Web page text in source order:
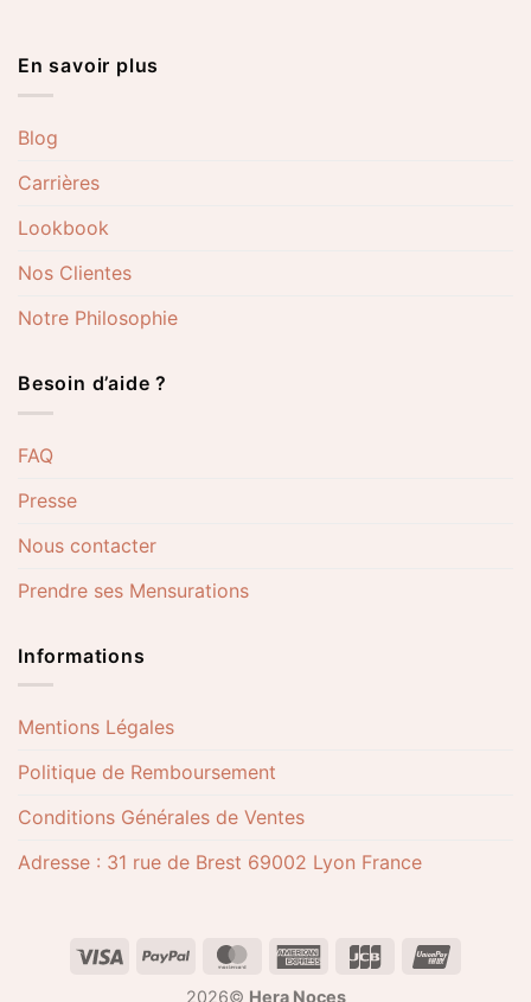
En savoir plus
Blog
Carrières
Lookbook
Nos Clientes
Notre Philosophie
Besoin d’aide ?
FAQ
Presse
Nous contacter
Prendre ses Mensurations
Informations
Mentions Légales
Politique de Remboursement
Conditions Générales de Ventes
Adresse : 31 rue de Brest 69002 Lyon France
2026© Hera Noces